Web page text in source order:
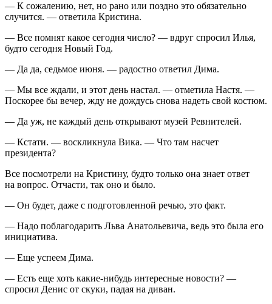
— К сожалению, нет, но рано или поздно это обязательно
случится. — ответила Кристина.
— Все помнят какое сегодня число? — вдруг спросил Илья,
будто сегодня Новый Год.
— Да да, седьмое июня. — радостно ответил Дима.
— Мы все ждали, и этот день настал. — отметила Настя. —
Поскорее бы вечер, жду не дождусь снова надеть свой костюм.
— Да уж, не каждый день открывают музей Ревнителей.
— Кстати. — воскликнула Вика. — Что там насчет
президента?
Все посмотрели на Кристину, будто только она знает ответ
на вопрос. Отчасти, так оно и было.
— Он будет, даже с подготовленной речью, это факт.
— Надо поблагодарить Льва Анатольевича, ведь это была его
инициатива.
— Еще успеем Дима.
— Есть еще хоть какие-нибудь интересные новости? —
спросил Денис от скуки, падая на диван.